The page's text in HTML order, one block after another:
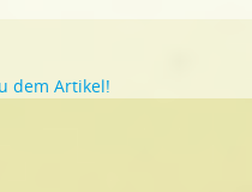
dem Artikel!